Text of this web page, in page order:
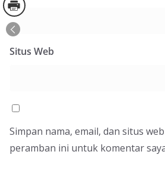
Situs Web
Simpan nama, email, dan situs
peramban ini untuk komentar